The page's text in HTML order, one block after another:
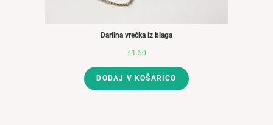
Darilna vrečka iz blaga
€1.50
DODAJ V KOŠARICO